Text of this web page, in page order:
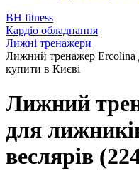
BH fitness
Кардіо обладнання
Лижні тренажери
Лижний тренажер Ercolina
купити в Києві
Лижний
для
веслярів